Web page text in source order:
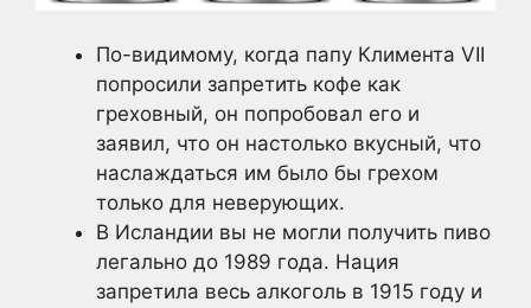
По-видимому, когда папу Климента VII
попросили запретить кофе как
греховный, он попробовал его и
заявил, что он настолько вкусный, что
наслаждаться им было бы грехом
только для неверующих.
В Исландии вы не могли получить пиво
легально до 1989 года. Нация
запретила весь алкоголь в 1915 году и